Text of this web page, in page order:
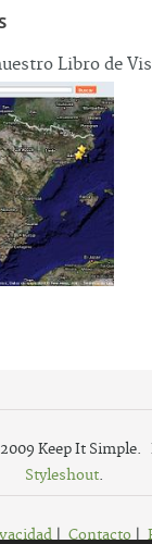
Libro de
Keep It Simple.
Styleshout.
| Contacto|